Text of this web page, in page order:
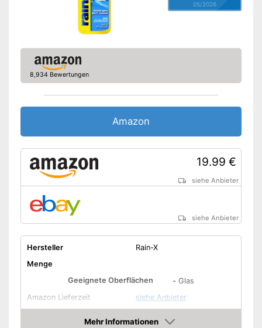
05/2026
8,934 Bewertungen
Amazon
19.99 €
siehe Anbieter
siehe Anbieter
Hersteller
Rain-X
Menge
Geeignete Oberflächen
- Glas
Amazon Lieferzeit
siehe Anbieter
Mehr Informationen